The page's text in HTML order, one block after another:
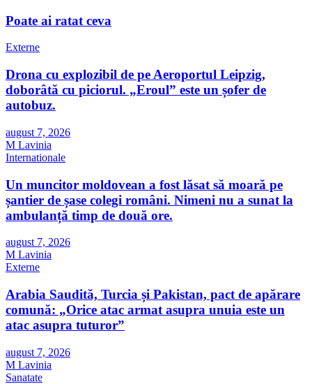
Poate ai ratat ceva
Externe
Drona cu explozibil de pe Aeroportul Leipzig,
doborâtă cu piciorul. „Eroul” este un șofer de
autobuz.
august 7, 2026
M Lavinia
Internationale
Un muncitor moldovean a fost lăsat să moară pe
șantier de șase colegi români. Nimeni nu a sunat la
ambulanță timp de două ore.
august 7, 2026
M Lavinia
Externe
Arabia Saudită, Turcia și Pakistan, pact de apărare
comună: „Orice atac armat asupra unuia este un
atac asupra tuturor”
august 7, 2026
M Lavinia
Sanatate